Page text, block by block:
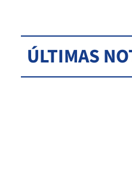
ÚLTIMAS